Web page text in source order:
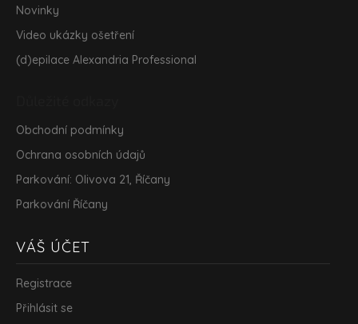
Novinky
Video ukázky ošetření
(d)epilace Alexandria Professional
Obchodní podmínky
Ochrana osobních údajů
Parkování: Olivova 21, Říčany
Parkování Říčany
VÁŠ ÚČET
Registrace
Přihlásit se